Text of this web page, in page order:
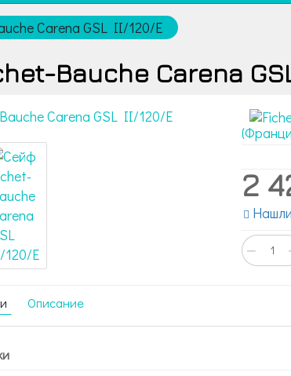
Carena GSL II/120/E
Bauche Carena
2
−
Описание